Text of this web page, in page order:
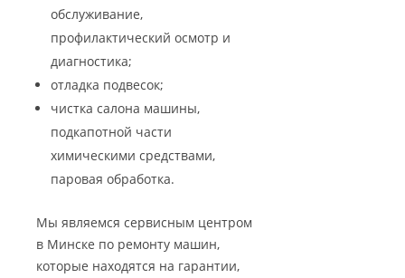
обслуживание,
профилактический осмотр и
диагностика;
отладка подвесок;
чистка салона машины,
подкапотной части
химическими средствами,
паровая обработка.
Мы являемся сервисным центром
в Минске по ремонту машин,
которые находятся на гарантии,